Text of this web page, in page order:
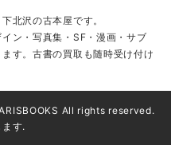
北沢の古本屋です。
ン・写真集・SF・漫画・サブ
す。古書の買取も随時受け付け
All rights reserved.
す.